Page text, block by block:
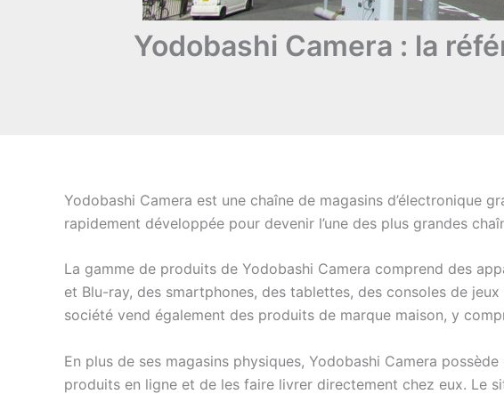
Yodobashi Camera : la
Yodobashi Camera est une chaîne de magasins d’électronique
rapidement développée pour devenir l’une des plus grandes
La gamme de produits de Yodobashi Camera comprend des
et Blu-ray, des smartphones, des tablettes, des consoles de
société vend également des produits de marque maison, y
En plus de ses magasins physiques, Yodobashi Camera
produits en ligne et de les faire livrer directement chez eux. Le